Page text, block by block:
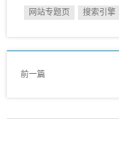
网站专题页 搜索引擎
前一篇